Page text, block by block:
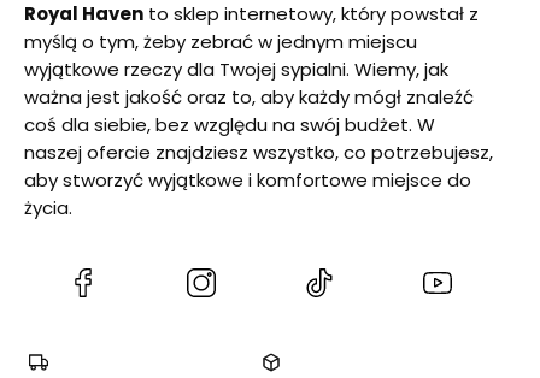
Royal Haven to sklep internetowy, który powstał z
myślą o tym, żeby zebrać w jednym miejscu
wyjątkowe rzeczy dla Twojej sypialni. Wiemy, jak
ważna jest jakość oraz to, aby każdy mógł znaleźć
coś dla siebie, bez względu na swój budżet. W
naszej ofercie znajdziesz wszystko, co potrzebujesz,
aby stworzyć wyjątkowe i komfortowe miejsce do
życia.
(Otwiera
nowej
(Otwiera
(Otwiera